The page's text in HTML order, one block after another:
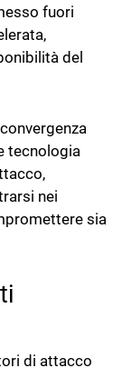
fuori
del
tecnologia
nei
sia
di attacco